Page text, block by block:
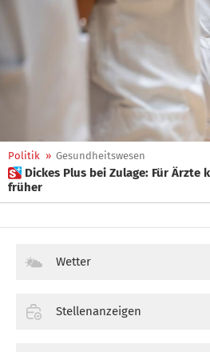
Politik » Gesundheitswesen
 Dickes Plus bei Zulage: Für Ärzte kommt der Nikolaus heuer
früher
Wetter
Stellenanzeigen